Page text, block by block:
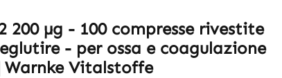
200 µg - 100 compresse rivestite
- per ossa e coagulazione
Warnke Vitalstoffe